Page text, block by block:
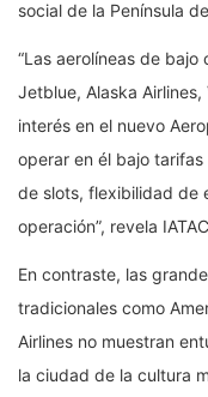
social de la Península
“Las aerolíneas de
Jetblue, Alaska
interés en el nuevo
operar en él bajo
de slots, flexibilidad de
operación”, revela
En contraste, las
tradicionales como
Airlines no muestran
la ciudad de la cultura